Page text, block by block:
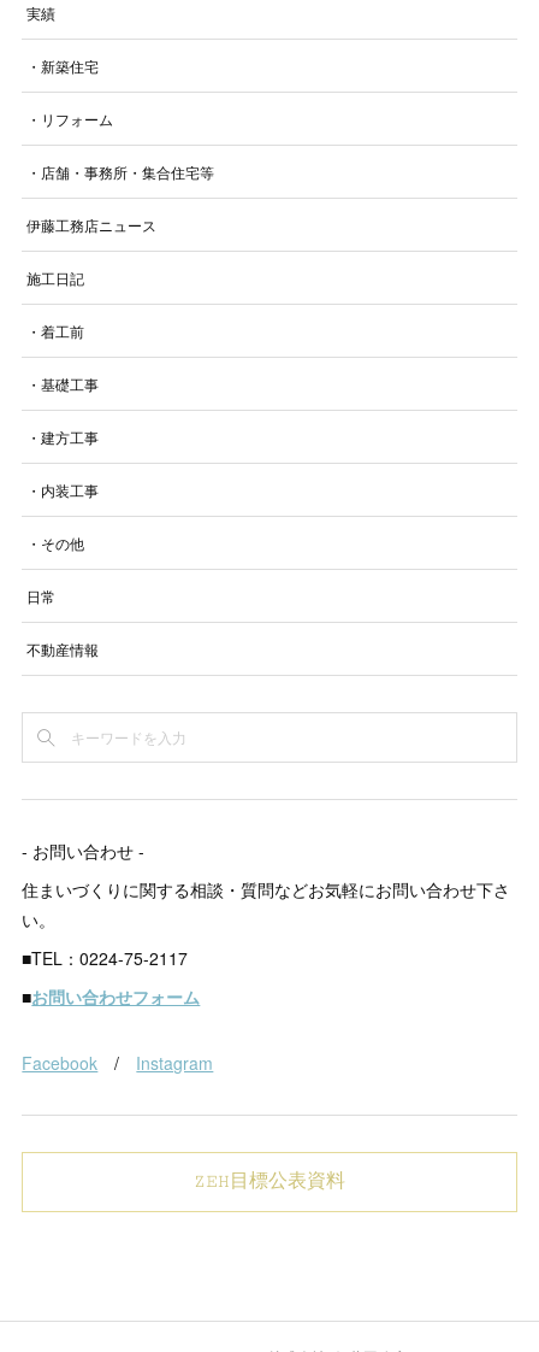
実績
・新築住宅
・リフォーム
・店舗・事務所・集合住宅等
伊藤工務店ニュース
施工日記
・着工前
・基礎工事
・建方工事
・内装工事
・その他
日常
不動産情報
- お問い合わせ -
住まいづくりに関する相談・質問などお気軽にお問い合わせ下さ
い。
■TEL：0224-75-2117
■お問い合わせフォーム
Facebook / Instagram
ZEH目標公表資料